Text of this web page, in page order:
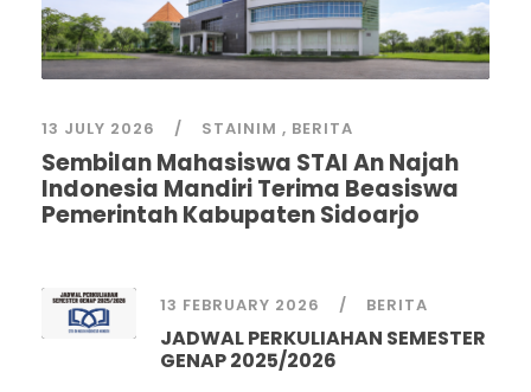
13 JULY 2026 STAINIM , BERITA
Sembilan Mahasiswa STAI An Najah
Indonesia Mandiri Terima Beasiswa
Pemerintah Kabupaten Sidoarjo
13 FEBRUARY 2026 BERITA
JADWAL PERKULIAHAN SEMESTER
GENAP 2025/2026